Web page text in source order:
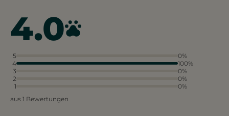
4.0
5
0%
4
100%
3
0%
2
0%
1
0%
aus 1 Bewertungen